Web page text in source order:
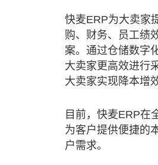
快麦ERP为大卖家
购、财务、员工绩
案。通过仓储数字
大卖家更高效进行
大卖家实现降本增效
目前，快麦ERP在
为客户提供便捷的
户需求。